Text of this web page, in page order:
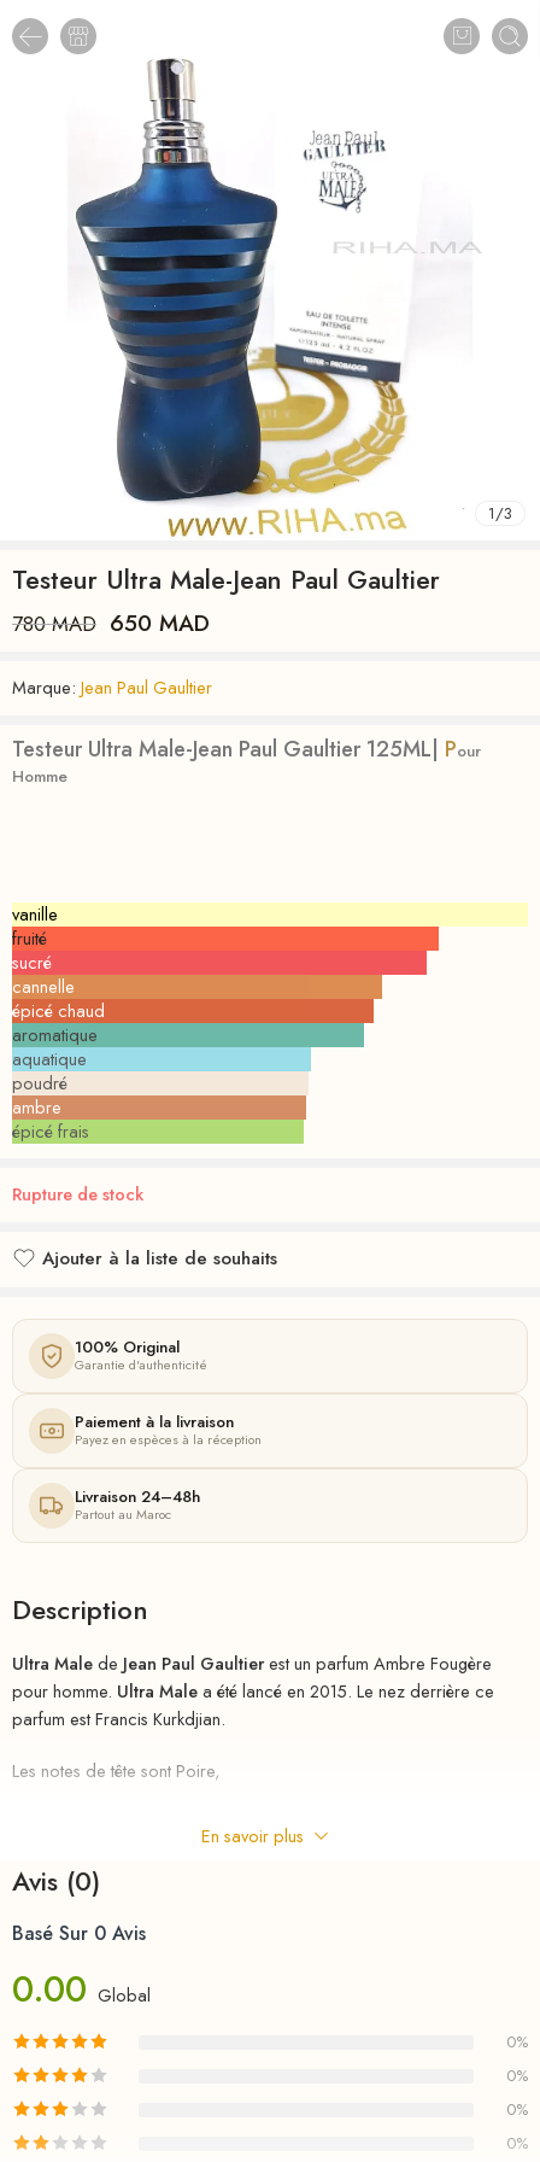
1/3
Testeur Ultra Male-Jean Paul Gaultier
780MAD 650 MAD
Marque: Jean Paul Gaultier
Testeur Ultra Male-Jean Paul Gaultier 125ML| Pour
Homme
vanille
fruité
sucré
cannelle
épicé chaud
aromatique
aquatique
poudré
ambre
épicé frais
Rupture de stock
Ajouter à la liste de souhaits
100% Original
Garantie d'authenticité
Paiement à la livraison
Payez en espèces à la réception
Livraison 24–48h
Partout au Maroc
Description
Ultra Malede Jean Paul Gaultierest un parfum Ambre Fougère
pour homme. Ultra Malea été lancé en 2015. Le nez derrière ce
parfum est Francis Kurkdjian.
Les notes de tête sont Poire,
Menthe,
Bergamote et Citron;
les notes de coeur sont Cannelle,
Carvi et Sauge sclarée;
les notes de fond sont Gousse de vanille noire,
Ambre,
En savoir plus
Avis (0)
Basé Sur 0 Avis
0.00 Global
0%
0%
0%
0%